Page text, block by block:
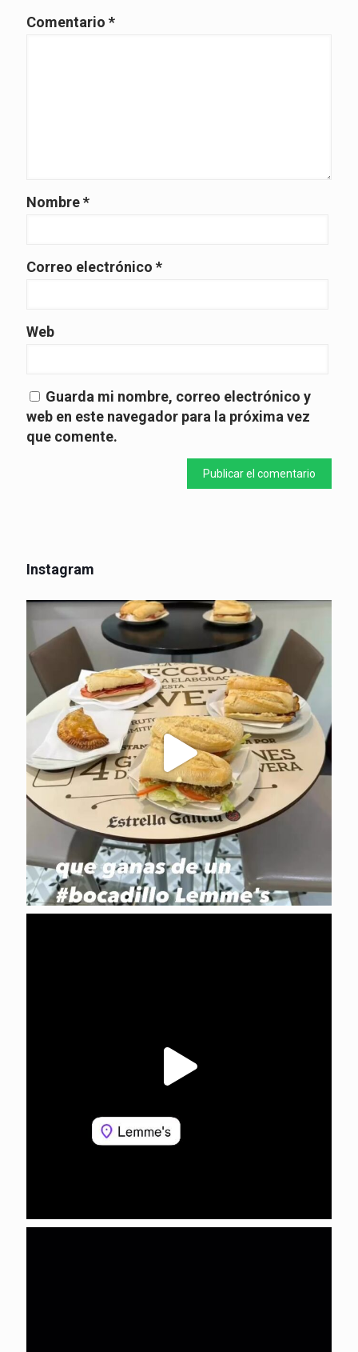
Comentario *
Nombre*
Correo electrónico *
Web
Guarda mi nombre, correo electrónico y
web en este navegador para la próxima vez
que comente.
Instagram